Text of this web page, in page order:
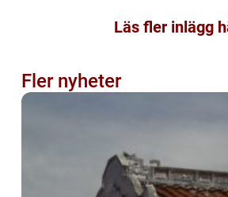
Läs fler inlägg
Fler nyheter